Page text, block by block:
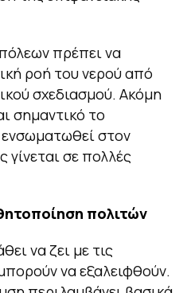
πρέπει να
ροή του νερού από
σχεδιασμού. Ακόμη
σημαντικό το
στον
σε πολλές
πολιτών
να ζει με τις
να εξαλειφθούν.